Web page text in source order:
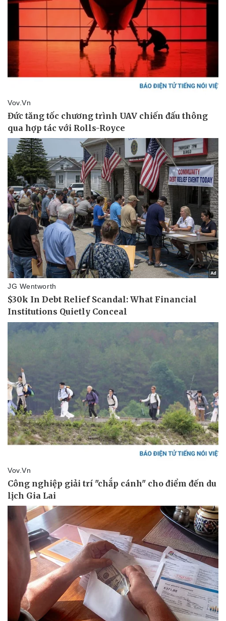
Pháp luật
Vụ án
Tin nóng
Tư vấn luật
Quân sự - Quốc phòng
Vũ khí
Việt Nam
Phân tích